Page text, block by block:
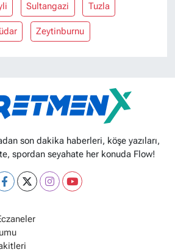
Sultangazi Tuzla
Zeytinburnu
son dakika haberleri, köşe yazıları,
spordan seyahate her konuda Flow!